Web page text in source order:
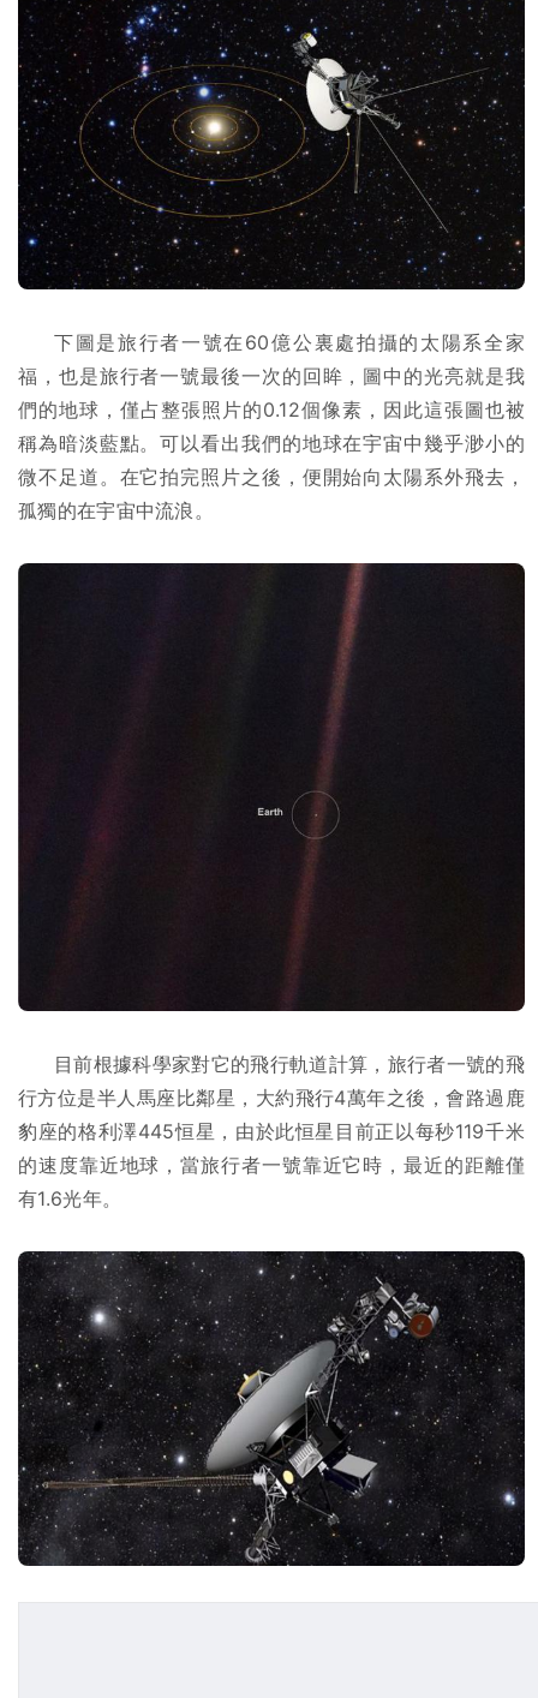
下圖是旅行者一號在60億公裏處拍攝的太陽系全家
福，也是旅行者一號最後一次的回眸，圖中的光亮就是我
們的地球，僅占整張照片的0.12個像素，因此這張圖也被
稱為暗淡藍點。可以看出我們的地球在宇宙中幾乎渺小的
微不足道。在它拍完照片之後，便開始向太陽系外飛去，
孤獨的在宇宙中流浪。
目前根據科學家對它的飛行軌道計算，旅行者一號的飛
行方位是半人馬座比鄰星，大約飛行4萬年之後，會路過鹿
豹座的格利澤445恒星，由於此恒星目前正以每秒119千米
的速度靠近地球，當旅行者一號靠近它時，最近的距離僅
有1.6光年。